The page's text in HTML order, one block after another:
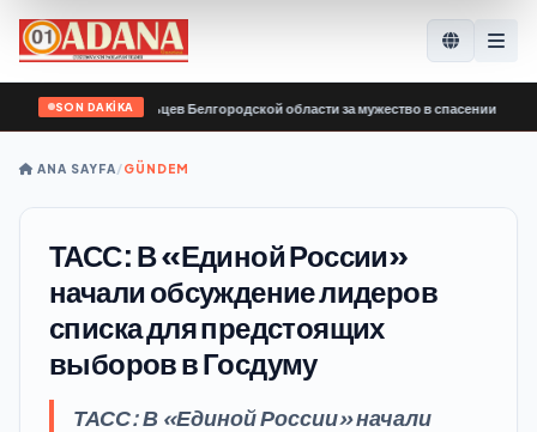
SON DAKİKA
добровольцев Белгородской области за мужество в спасении
ANA SAYFA/GÜNDEM
ТАСС: В «Единой России»
начали обсуждение лидеров
списка для предстоящих
выборов в Госдуму
ТАСС: В «Единой России» начали